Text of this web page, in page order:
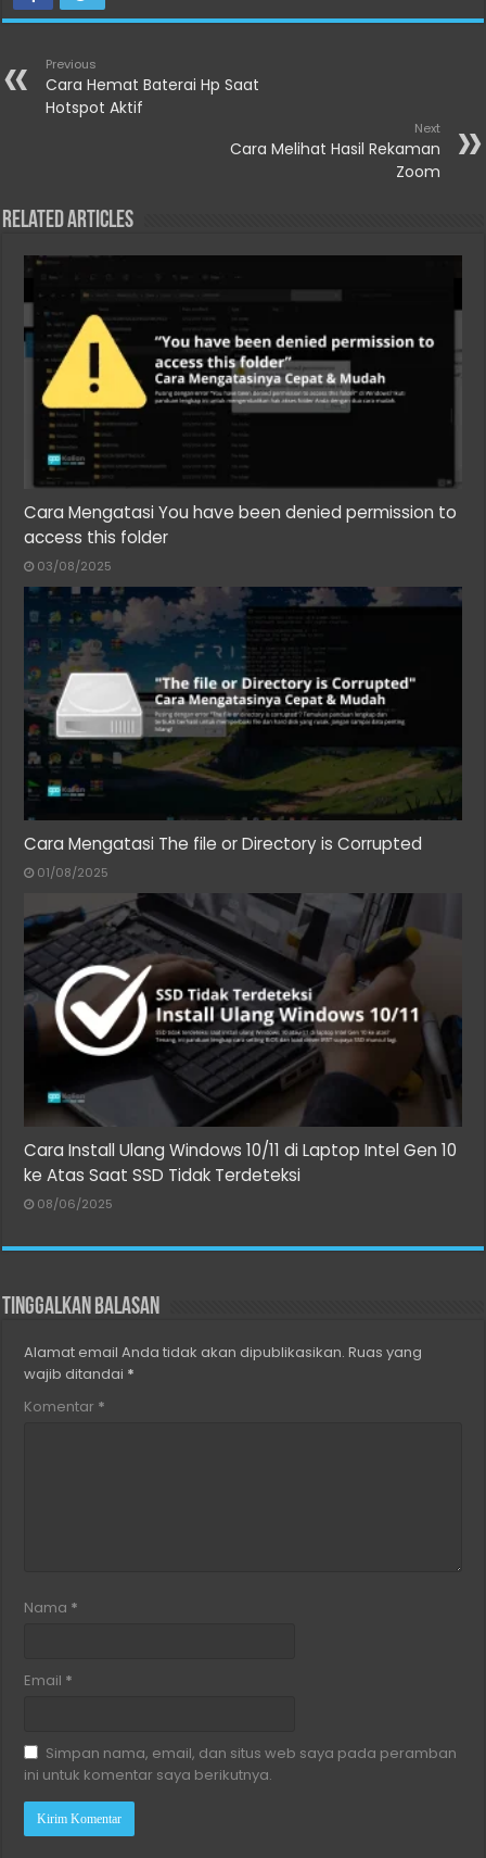
Previous
Cara Hemat Baterai Hp Saat
Hotspot Aktif
Next
Cara Melihat Hasil Rekaman
Zoom
Related Articles
Cara Mengatasi You have been denied permission to
access this folder
03/08/2025
Cara Mengatasi The file or Directory is Corrupted
01/08/2025
Cara Install Ulang Windows 10/11 di Laptop Intel Gen 10
ke Atas Saat SSD Tidak Terdeteksi
08/06/2025
Tinggalkan Balasan
Alamat email Anda tidak akan dipublikasikan. Ruas yang
wajib ditandai *
Komentar *
Nama *
Email *
Simpan nama, email, dan situs web saya pada peramban
ini untuk komentar saya berikutnya.